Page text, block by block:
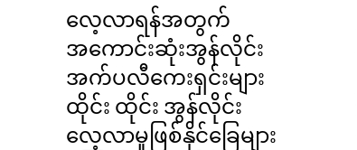
လေ့လာရန်အတွက်
အကောင်းဆုံးအွန်လိုင်း
အက်ပလီကေးရှင်းများ
ထိုင်း ထိုင်း အွန်လိုင်း
လေ့လာမှုဖြစ်နိုင်ခြေများ